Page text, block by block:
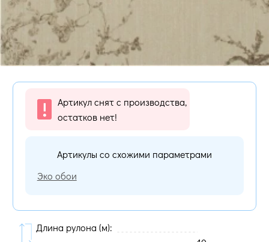
Артикул снят с производства,
остатков нет!
Артикулы со схожими параметрами
Эко обои
Длина рулона (м):